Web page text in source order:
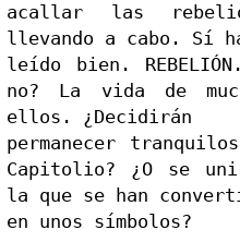
acallar las
llevando a cabo. Sí
leído bien.
no? La vida de
ellos. ¿Decidirán
permanecer
Capitolio? ¿O se
la que se han
en unos símbolos?